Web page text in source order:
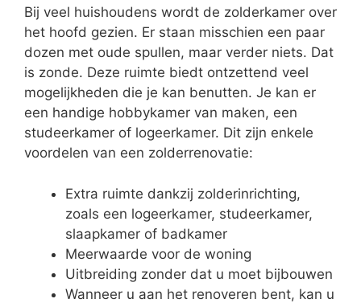
Bij veel huishoudens wordt de zolderkamer over
het hoofd gezien. Er staan misschien een paar
dozen met oude spullen, maar verder niets. Dat
is zonde. Deze ruimte biedt ontzettend veel
mogelijkheden die je kan benutten. Je kan er
een handige hobbykamer van maken, een
studeerkamer of logeerkamer. Dit zijn enkele
voordelen van een zolderrenovatie:
Extra ruimte dankzij zolderinrichting,
zoals een logeerkamer, studeerkamer,
slaapkamer of badkamer
Meerwaarde voor de woning
Uitbreiding zonder dat u moet bijbouwen
Wanneer u aan het renoveren bent, kan u